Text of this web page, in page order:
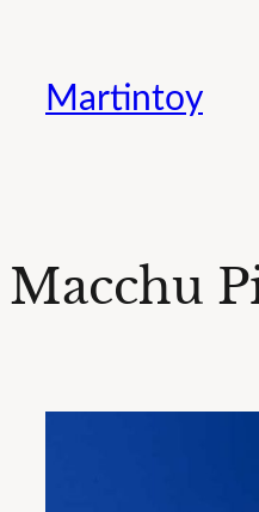
contenido
Martintoy
Macchu